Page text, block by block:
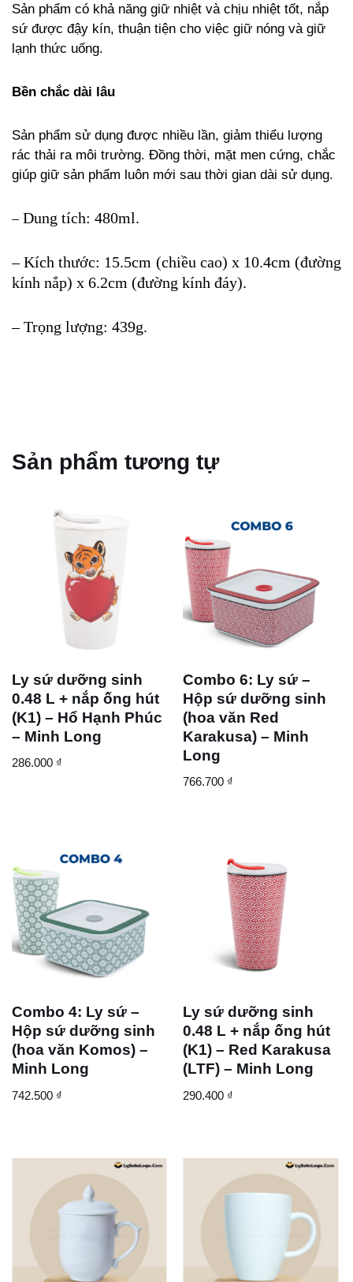
Sản phẩm có khả năng giữ nhiệt và chịu nhiệt tốt, nắp
sứ được đậy kín, thuận tiện cho việc giữ nóng và giữ
lạnh thức uống.
Bền chắc dài lâu
Sản phẩm sử dụng được nhiều lần, giảm thiểu lượng
rác thải ra môi trường. Đồng thời, mặt men cứng, chắc
giúp giữ sản phẩm luôn mới sau thời gian dài sử dụng.
–Dung tích: 480ml.
– Kích thước: 15.5cm (chiều cao) x 10.4cm (đường
kính nắp) x 6.2cm (đường kính đáy).
– Trọng lượng: 439g.
Sản phẩm tương tự
Ly sứ dưỡng sinh
0.48 L + nắp ống hút
(K1) – Hổ Hạnh Phúc
– Minh Long
286.000 ₫
Combo 6: Ly sứ –
Hộp sứ dưỡng sinh
(hoa văn Red
Karakusa) – Minh
Long
766.700 ₫
Combo 4: Ly sứ –
Hộp sứ dưỡng sinh
(hoa văn Komos) –
Minh Long
742.500 ₫
Ly sứ dưỡng sinh
0.48 L + nắp ống hút
(K1) – Red Karakusa
(LTF) – Minh Long
290.400 ₫